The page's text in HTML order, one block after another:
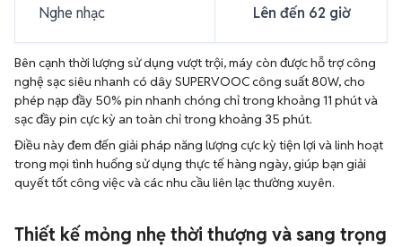
Nghe nhạc Lên đến 62 giờ
Bên cạnh thời lượng sử dụng vượt trội, máy còn được hỗ trợ công
nghệ sạc siêu nhanh có dây SUPERVOOC công suất 80W, cho
phép nạp đầy 50% pin nhanh chóng chỉ trong khoảng 11 phút và
sạc đầy pin cực kỳ an toàn chỉ trong khoảng 35 phút.
Điều này đem đến giải pháp năng lượng cực kỳ tiện lợi và linh hoạt
trong mọi tình huống sử dụng thực tế hàng ngày, giúp bạn giải
quyết tốt công việc và các nhu cầu liên lạc thường xuyên.
Thiết kế mỏng nhẹ thời thượng và sang trọng